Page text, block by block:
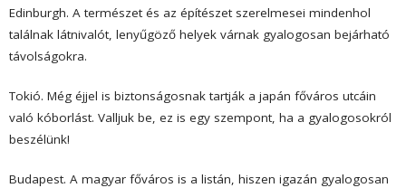
Edinburgh. A természet és az építészet szerelmesei mindenhol
találnak látnivalót, lenyűgöző helyek várnak gyalogosan bejárható
távolságokra.
Tokió. Még éjjel is biztonságosnak tartják a japán főváros utcáin
való kóborlást. Valljuk be, ez is egy szempont, ha a gyalogosokról
beszélünk!
Budapest. A magyar főváros is a listán, hiszen igazán gyalogosan